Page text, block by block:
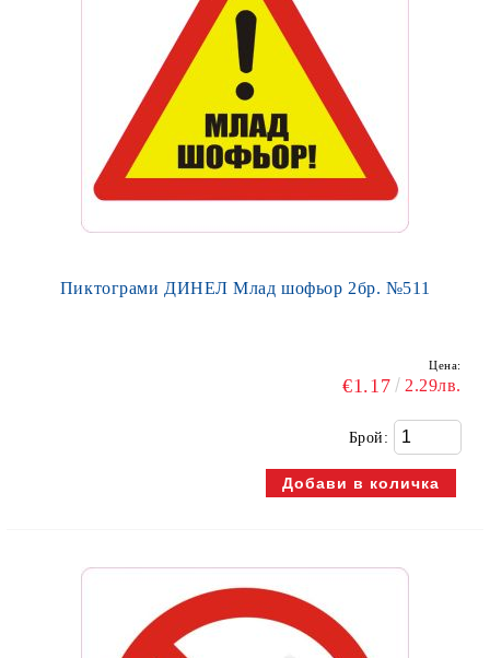
Пиктограми ДИНЕЛ Млад шофьор 2бр. №511
Цена:
€1.17 2.29лв.
Брой: